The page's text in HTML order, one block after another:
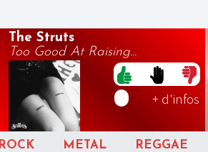
The Struts
Too Good At Raising...
+ d'infos
ROCK METAL REGGAE